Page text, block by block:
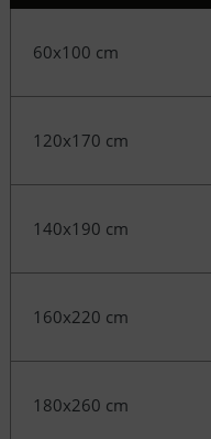
60x100 cm
120x170 cm
140x190 cm
160x220 cm
180x260 cm